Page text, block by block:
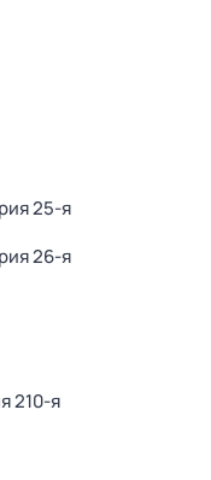
25-я
26-я
210-я